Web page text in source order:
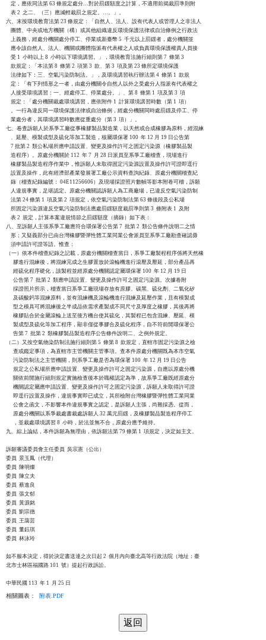
    定，應依同法第 63 條規定處分…對於罰鍰額度之計算，不適用前揭裁罰準則附
    表 2  之二、（三）應減輕裁罰之規定。…。」。
六、末按環境教育法第 23 條規定：「自然人、法人、設有代表人或管理人之非法人
    團體、中央或地方機關（構）或其他組織違反環境保護法律或自治條例之行政法
    上義務，經處分機關處分停工、停業或新臺幣 5  千元以上罰鍰者，處分機關並
    應令該自然人、法人、機關或團體指派有代表權之人或負責環境保護權責人員接
    受 1  小時以上 8  小時以下環境講習。」，環境教育法施行細則第 7  條第 3
    款規定：「本法第 8  條第 2  項第 3  款、第 3  項及第 23 條所定環境保護
    法律如下：三、空氣污染防制法。」，及環境講習執行辦法第 4  條第 1  款規
    定：「有下列情形之一者，由處分機關令自然人以外之受處分人指派有代表權之
    人接受環境講習：一、經處停工、停業處分。」、第 8  條第 1  項及第 3  項
    規定：「處分機關裁處環境講習，應依附件 1  計算環境講習時數（第 1  項）
    。一行為違反同一環境保護法律或自治條例，經處分機關同時處罰鍰及停工、停
    業處分者，其環境講習時數應從重處分（第 3  項）」。
七、卷查訴願人於系爭工廠從事橡膠製品製造業，以天然或合成橡膠為原料，經混練
    、延壓、模製成型及硫化等加工製造，核屬環保署 100  年 12 月 19 日公告第
    7 批第 2  類公私場所應申請設置、變更及操作許可之固定污染源（橡膠製品製
    造程序）。原處分機關於 112  年 7  月 28 日派員至系爭工廠稽查，現場進行
    橡膠製品製造程序作業中，惟訴願人未取得固定污染源設置及操作許可證即逕行
    設置及操作，此有經濟部產業發展署工廠公示資料查詢紀錄、原處分機關稽查紀
    錄（稽查紀錄編號： 04E11256606）及現場採證照片數幀等影本附卷可稽，訴願
    人違規事實，足堪認定。原處分機關認訴願人為工商廠場，已違反空氣污染防制
    法第 24 條第 1  項及第 2  項規定，依空氣污染防制法第 63 條後段及公私場
    所固定污染源違反空氣污染防制法應處罰鍰額度裁罰準則第 3  條附表 1  及附
    表 2  規定，計算本案違規情節之罰鍰額度（摘錄）如下表：
八、至訴願人主張系爭工廠應符合環保署公告第 7  批第 2  類公告條件說明二之情
    形；又疑義部分已由台灣橡膠暨彈性體工業同業公會派員至系爭工廠勘查確認毋
    須申請許可證等語。惟查：
（一）依本件稽查紀錄之記載，原處分機關稽查當日，系爭工廠製程程序係將天然橡
      膠進行混練後，將混練完成之生膠置放於滾輪機進行滾壓及壓延，部分產品再
      經硫化程序硬化，該製程並經原處分機關認定屬環保署 100  年 12 月 19 日
      公告第 7  批第 2  類應申請設置、變更及操作許可之固定污染源。次據卷附
      採證照片所示，稽查當日系爭工廠現場存放有原膠、碳黑、硫化劑、二氧化矽
      及碳酸鈣等混練原料，並有混練機及滾輪機進行混練及延壓作業，且有模製成
      型之模具可將混練後之半成品依需求產製成不同尺寸及厚度之橡膠，其後再將
      橡膠貼合於金屬滾輪上送至後方機台使其硫化，其製程已包含混練、壓延、模
      製成型及硫化等加工程序，顯非僅從事膠合及硫化程序，自不符前開環保署公
      告第 7  批第 2  類橡膠製品製造程序公告條件說明二、之例外規定。
（二）又按空氣物染防制法施行細則第 5  條第 8  款規定，直轄市固定污染源之檢
      查或鑑定事項，為直轄市主管機關主管事項。查本件原處分機關既為本市空氣
      污染防制法之主管機關，則系爭工廠是否為環保署 100  年 12 月 19 日公告
      規定之公私場所應申請設置、變更及操作許可之固定污染源，自應以原處分機
      關依前開施行細則規定實施檢查後本於職權認定為準，故系爭工廠既經原處分
      機關認定屬應申請設置、變更及操作許可之固定污染源，訴願人未取得許可證
      即逕行設置及操作，違規事實即已成立，其所檢附台灣橡膠暨彈性體工業同業
      公會之函文，不影響本件違規事實之認定，是訴願人主張，尚難採憑。從而，
      原處分機關以系爭裁處書裁處訴願人 32 萬元罰鍰，及橡膠製品製造程序停工
      ，並裁處環境講習 8  小時，於法並無不合，原處分應予維持。
九、綜上論結，本件訴願為無理由，依訴願法第 79 條第 1  項規定，決定如主文。
訴願審議委員會主任委員  吳宗憲（公出）
委員  景玉鳳（代理）
委員  陳明燦
委員  陳立夫
委員  蔡進良
委員  張文郁
委員  黃源銘
委員  劉宗德
委員  王藹芸
委員  董鈺琪
委員  林泳玲
如不服本決定，得於決定書送達之次日起 2  個月內向臺北高等行政法院（地址：臺
北市士林區福國路 101  號）提起行政訴訟。
相關圖表： 附表.PDF